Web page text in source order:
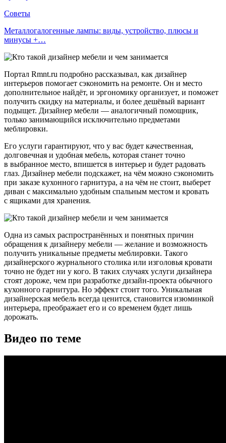
Советы
Металлогалогенные лампы: виды, устройство, плюсы и
минусы +…
Портал Rmnt.ru подробно рассказывал, как дизайнер
интерьеров помогает сэкономить на ремонте. Он и место
дополнительное найдёт, и эргономику организует, и поможет
получить скидку на материалы, и более дешёвый вариант
подыщет. Дизайнер мебели — аналогичный помощник,
только занимающийся исключительно предметами
меблировки.
Его услуги гарантируют, что у вас будет качественная,
долговечная и удобная мебель, которая станет точно
в выбранное место, впишется в интерьер и будет радовать
глаз. Дизайнер мебели подскажет, на чём можно сэкономить
при заказе кухонного гарнитура, а на чём не стоит, выберет
диван с максимально удобным спальным местом и кровать
с ящиками для хранения.
Одна из самых распространённых и понятных причин
обращения к дизайнеру мебели — желание и возможность
получить уникальные предметы меблировки. Такого
дизайнерского журнального столика или изголовья кровати
точно не будет ни у кого. В таких случаях услуги дизайнера
стоят дороже, чем при разработке дизайн-проекта обычного
кухонного гарнитура. Но эффект стоит того. Уникальная
дизайнерская мебель всегда ценится, становится изюминкой
интерьера, преображает его и со временем будет лишь
дорожать.
Видео по теме